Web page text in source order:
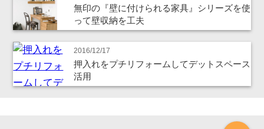
無印の『壁に付けられる家具』シリーズを使
って壁収納を工夫
2016/12/17
押入れをプチリフォームしてデットスペース
活用